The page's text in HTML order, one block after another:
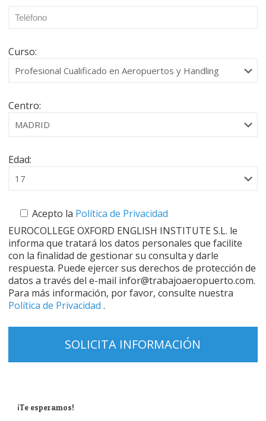
Curso:
Centro:
Edad:
Acepto la Política de Privacidad
EUROCOLLEGE OXFORD ENGLISH INSTITUTE S.L. le
informa que tratará los datos personales que facilite
con la finalidad de gestionar su consulta y darle
respuesta. Puede ejercer sus derechos de protección de
datos a través del e-mail infor@trabajoaeropuerto.com.
Para más información, por favor, consulte nuestra
Política de Privacidad.
¡Te esperamos!